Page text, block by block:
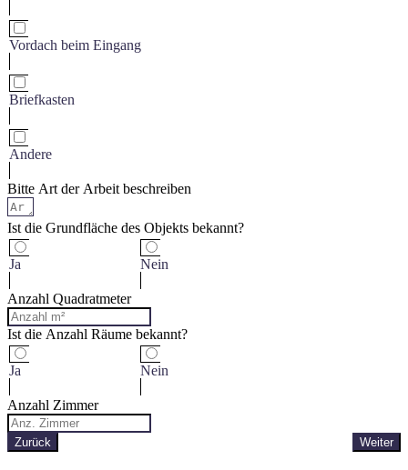
Vordach beim Eingang
Briefkasten
Andere
Bitte Art der Arbeit beschreiben
Ist die Grundfläche des Objekts bekannt?
Ja Nein
Anzahl Quadratmeter
Ist die Anzahl Räume bekannt?
Ja Nein
Anzahl Zimmer
Zurück Weiter